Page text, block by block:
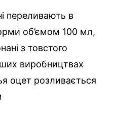
переливають в
об’ємом 100 мл,
з товстого
виробництвах
оцет розливається